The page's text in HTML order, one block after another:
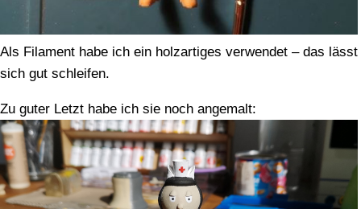
Als Filament habe ich ein holzartiges verwendet – das lässt
sich gut schleifen.
Zu guter Letzt habe ich sie noch angemalt: